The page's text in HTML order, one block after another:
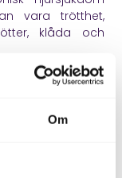
Om
vara trötthet,
klåda och
och ibland
mätas